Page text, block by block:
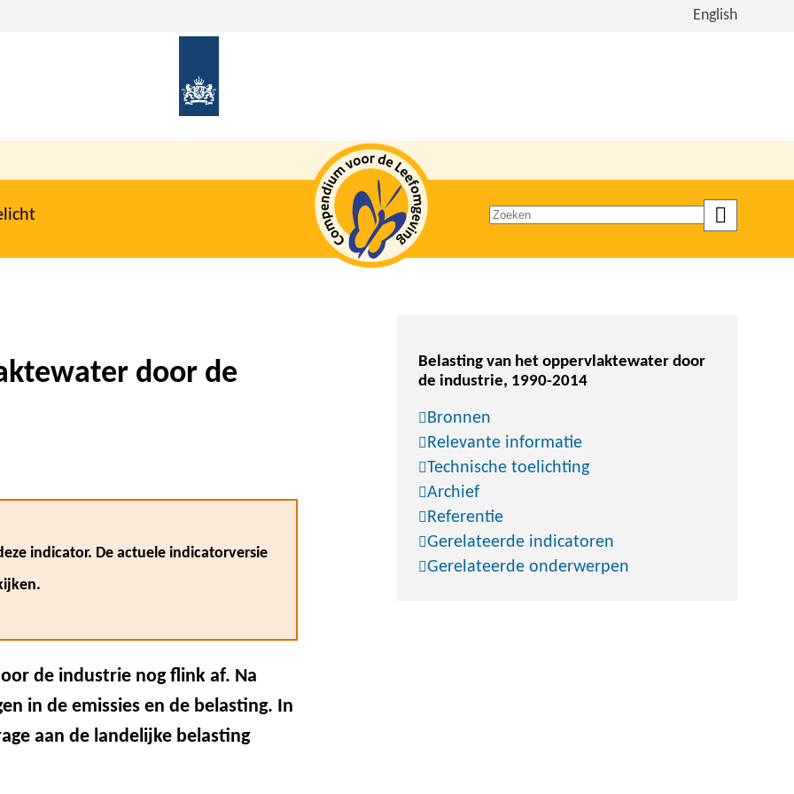
Bekijk
English
Zoeken
door de
Belasting van het oppervlaktewater door
de industrie, 1990-2014
Bronnen
Relevante informatie
Technische toelichting
Archief
Referentie
Gerelateerde indicatoren
Gerelateerde onderwerpen
indicator. De actuele indicatorversie
de industrie nog flink af. Na
in de emissies en de belasting. In
aan de landelijke belasting